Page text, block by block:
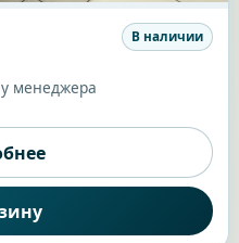
В наличии
менеджера